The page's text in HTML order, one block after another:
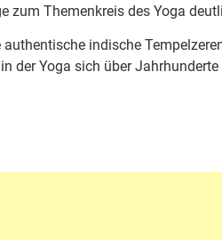
zum Themenkreis des Yoga
indische
der Yoga sich über